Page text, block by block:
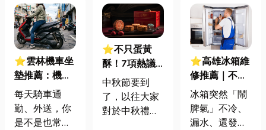
⭐雲林機車坐
墊推薦：機車
坐墊怎麼選？
從海綿加厚到
防雨防曬，機
每天騎車通
勤、外送，你
是不是也常常
⭐不只蛋黃
酥！7項熱議
中秋送禮選擇
都在這！送禮
禁忌資訊教你
中秋節要到
了，以往大家
對於中秋禮盒
⭐高雄冰箱維
修推薦｜不
冷、漏水、怪
聲？專家教你
快速排除，告
冰箱突然「鬧
脾氣」不冷、
漏水、還發出